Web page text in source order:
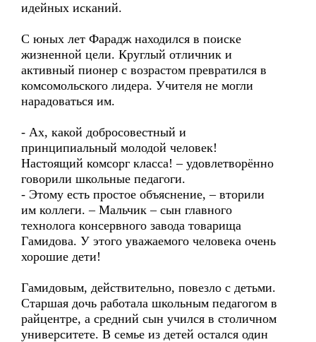
идейных исканий.
С юных лет Фарадж находился в поиске
жизненной цели. Круглый отличник и
активный пионер с возрастом превратился в
комсомольского лидера. Учителя не могли
нарадоваться им.
- Ах, какой добросовестный и
принципиальный молодой человек!
Настоящий комсорг класса! – удовлетворённо
говорили школьные педагоги.
- Этому есть простое объяснение, – вторили
им коллеги. – Мальчик – сын главного
технолога консервного завода товарища
Гамидова. У этого уважаемого человека очень
хорошие дети!
Гамидовым, действительно, повезло с детьми.
Старшая дочь работала школьным педагогом в
райцентре, а средний сын учился в столичном
университете. В семье из детей остался один